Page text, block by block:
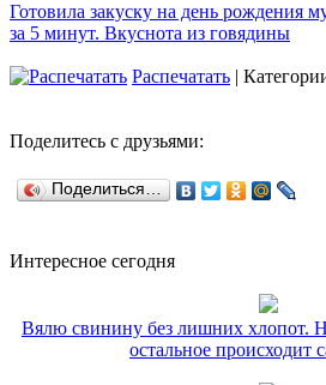
Готовила закуску на день рождения
за 5 минут. Вкуснота из говядины
Распечатать |
Поделитесь с друзьями:
Поделиться…
Интересное сегодня
Вялю свинину без лишних хлопот.
остальное происходит